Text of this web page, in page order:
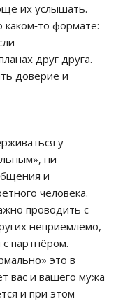
их услышать.
формате:
друг друга.
доверие и
у
ни
и
человека.
проводить с
неприемлемо,
партнёром.
это в
вас и вашего мужа
и при этом